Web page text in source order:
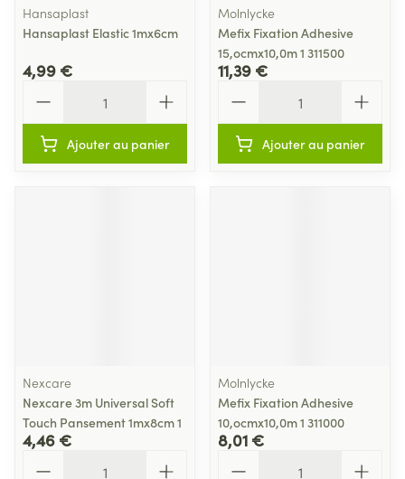
Hansaplast
Hansaplast Elastic 1mx6cm
4,99 €
Ajouter au panier
Molnlycke
Mefix Fixation Adhesive
15,ocmx10,0m 1 311500
11,39 €
Ajouter au panier
Nexcare
Nexcare 3m Universal Soft
Touch Pansement 1mx8cm 1
4,46 €
Molnlycke
Mefix Fixation Adhesive
10,ocmx10,0m 1 311000
8,01 €